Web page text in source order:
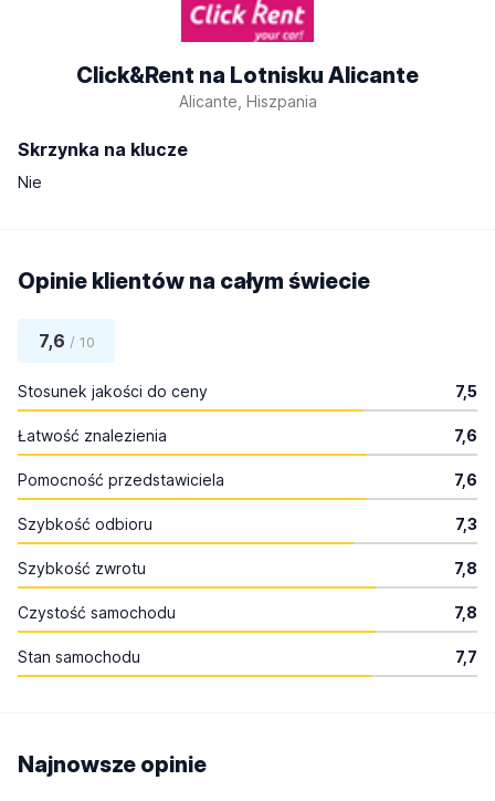
Click&Rent na Lotnisku Alicante
Alicante, Hiszpania
Skrzynka na klucze
Nie
Opinie klientów na całym świecie
7,6 / 10
Stosunek jakości do ceny 7,5
Łatwość znalezienia 7,6
Pomocność przedstawiciela 7,6
Szybkość odbioru 7,3
Szybkość zwrotu 7,8
Czystość samochodu 7,8
Stan samochodu 7,7
Najnowsze opinie